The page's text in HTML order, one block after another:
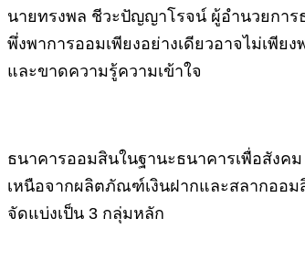
นายทรงพล ชีวะปัญญาโรจน์ ผู้อำนวยการ
พึ่งพาการออมเพียงอย่างเดียวอาจไม่เพีย
และขาดความรู้ความเข้าใจ
ธนาคารออมสินในฐานะธนาคารเพื่อสังค
เหนือจากผลิตภัณฑ์เงินฝากและสลากออม
จัดแบ่งเป็น 3 กลุ่มหลัก